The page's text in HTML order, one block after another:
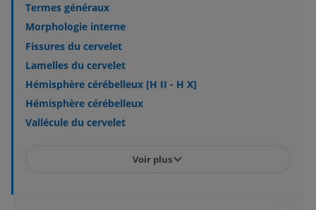
Termes généraux
Morphologie interne
Fissures du cervelet
Lamelles du cervelet
Hémisphère cérébelleux [H II - H X]
Hémisphère cérébelleux
Vallécule du cervelet
Voir plus